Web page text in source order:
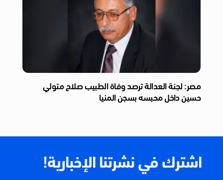
مصر: لجنة العدالة ترصد وفاة الطبيب صلاح متولي
حسين داخل محبسه بسجن المنيا
اشترك في نشرتنا الإخبارية!